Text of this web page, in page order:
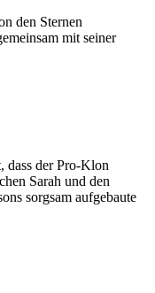
den Sternen
mit seiner
dass der Pro-Klon
Sarah und den
sorgsam aufgebaute